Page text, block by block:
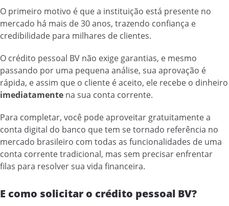
O primeiro motivo é que a instituição está presente no
mercado há mais de 30 anos, trazendo confiança e
credibilidade para milhares de clientes.
O crédito pessoal BV não exige garantias, e mesmo
passando por uma pequena análise, sua aprovação é
rápida, e assim que o cliente é aceito, ele recebe o dinheiro
imediatamente na sua conta corrente.
Para completar, você pode aproveitar gratuitamente a
conta digital do banco que tem se tornado referência no
mercado brasileiro com todas as funcionalidades de uma
conta corrente tradicional, mas sem precisar enfrentar
filas para resolver sua vida financeira.
E como solicitar o crédito pessoal BV?